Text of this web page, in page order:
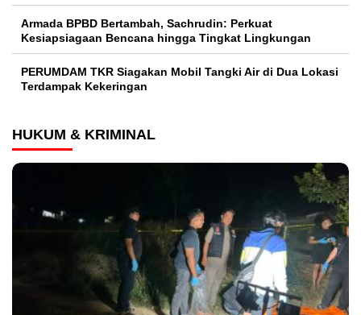
Armada BPBD Bertambah, Sachrudin: Perkuat
Kesiapsiagaan Bencana hingga Tingkat Lingkungan
PERUMDAM TKR Siagakan Mobil Tangki Air di Dua Lokasi
Terdampak Kekeringan
HUKUM & KRIMINAL